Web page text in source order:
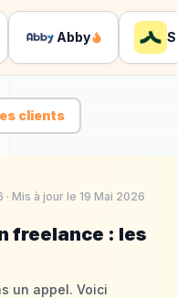
Abby
clients
· Mis à jour le 19 Mai 2026
freelance : les
un appel. Voici